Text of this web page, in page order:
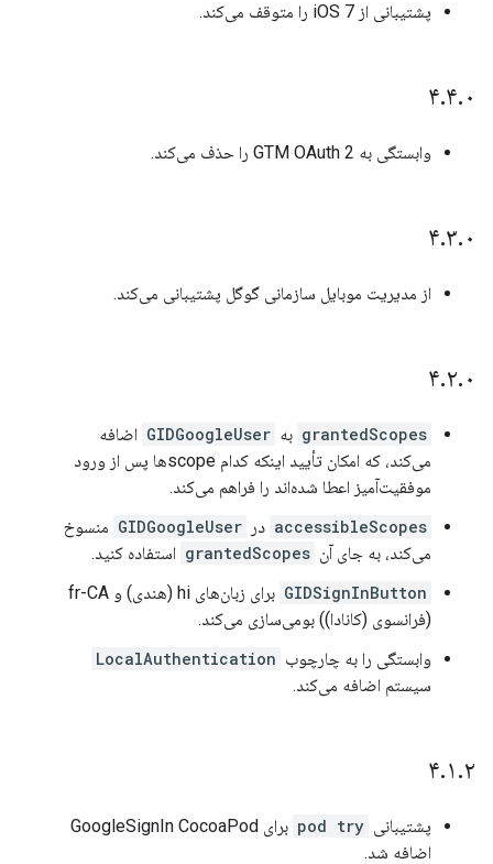
پشتیبانی از iOS 7 را متوقف می‌کند.
۴.۴.۰
وابستگی به GTM OAuth 2 را حذف می‌کند.
۴.۳.۰
از مدیریت موبایل سازمانی گوگل پشتیبانی می‌کند.
۴.۲.۰
grantedScopes به GIDGoogleUser اضافه
می‌کند، که امکان تأیید اینکه کدام scopeها پس از ورود
موفقیت‌آمیز اعطا شده‌اند را فراهم می‌کند.
accessibleScopes در GIDGoogleUser منسوخ
می‌کند، به جای آن grantedScopes استفاده کنید.
GIDSignInButton
برای زبان‌های hi (هندی) و fr-CA
(فرانسوی (کانادا)) بومی‌سازی می‌کند.
وابستگی را به چارچوب LocalAuthentication
سیستم اضافه می‌کند.
۴.۱.۲
پشتیبانی pod try
برای GoogleSignIn CocoaPod
اضافه شد.